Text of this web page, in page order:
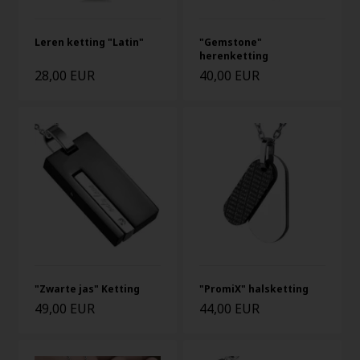
Leren ketting "Latin"
28,00 EUR
"Gemstone"
herenketting
40,00 EUR
"Zwarte jas" Ketting
49,00 EUR
"PromiX" halsketting
44,00 EUR